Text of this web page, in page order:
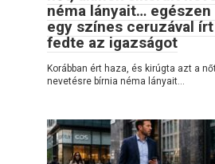
néma lányait… egészen
egy színes ceruzával
fedte az igazságot
Korábban ért haza, és kirúgta azt a
nevetésre bírnia néma lányait…